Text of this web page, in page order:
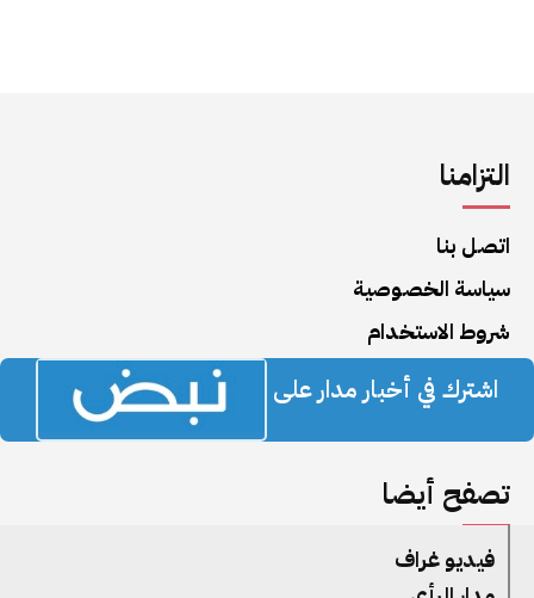
التزامنا
اتصل بنا
سياسة الخصوصية
شروط الاستخدام
اشترك في أخبار مدار على
تصفح أيضا
فيديو غراف